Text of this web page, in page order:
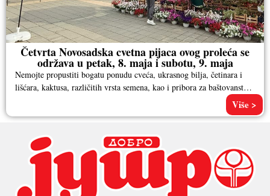
Četvrta Novosadska cvetna pijaca ovog proleća se
održava u petak, 8. maja i subotu, 9. maja
Nemojte propustiti bogatu ponudu cveća, ukrasnog bilja, četinara i
lišćara, kaktusa, različitih vrsta semena, kao i pribora za baštovanstvo.
Više >